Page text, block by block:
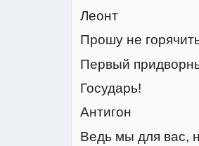
Леонт
Прошу не
Первый
Государь!
Антигон
Ведь мы для вас,